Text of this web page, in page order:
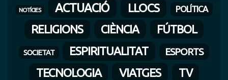
NOTÍCIES ACTUACIÓ LLOCS POLÍTICA
RELIGIONS CIÈNCIA FÚTBOL
SOCIETAT ESPIRITUALITAT ESPORTS
TECNOLOGIA VIATGES TV